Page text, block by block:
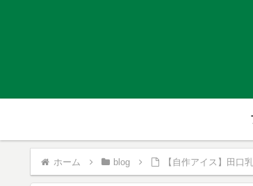
ホーム blog 【自作アイス】田口